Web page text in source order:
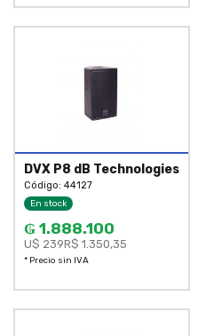
DVX P8 dB Technologies
Código: 44127
En stock
₲ 1.888.100
U$ 239R$ 1.350,35
* Precio sin IVA